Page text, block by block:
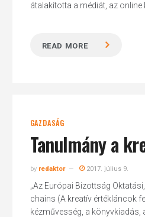
átalakította a médiát, az online
READ MORE
GAZDASÁG
Tanulmány a
by redaktor 2017. július 9.
„Az Európai Bizottság
chains (A kreatív értékláncok
kézművesség, a